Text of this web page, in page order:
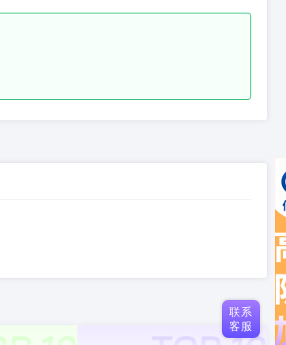
联系
客服